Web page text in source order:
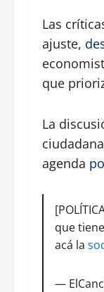
Las
ajuste,
que
La
agenda
que
acá la
—